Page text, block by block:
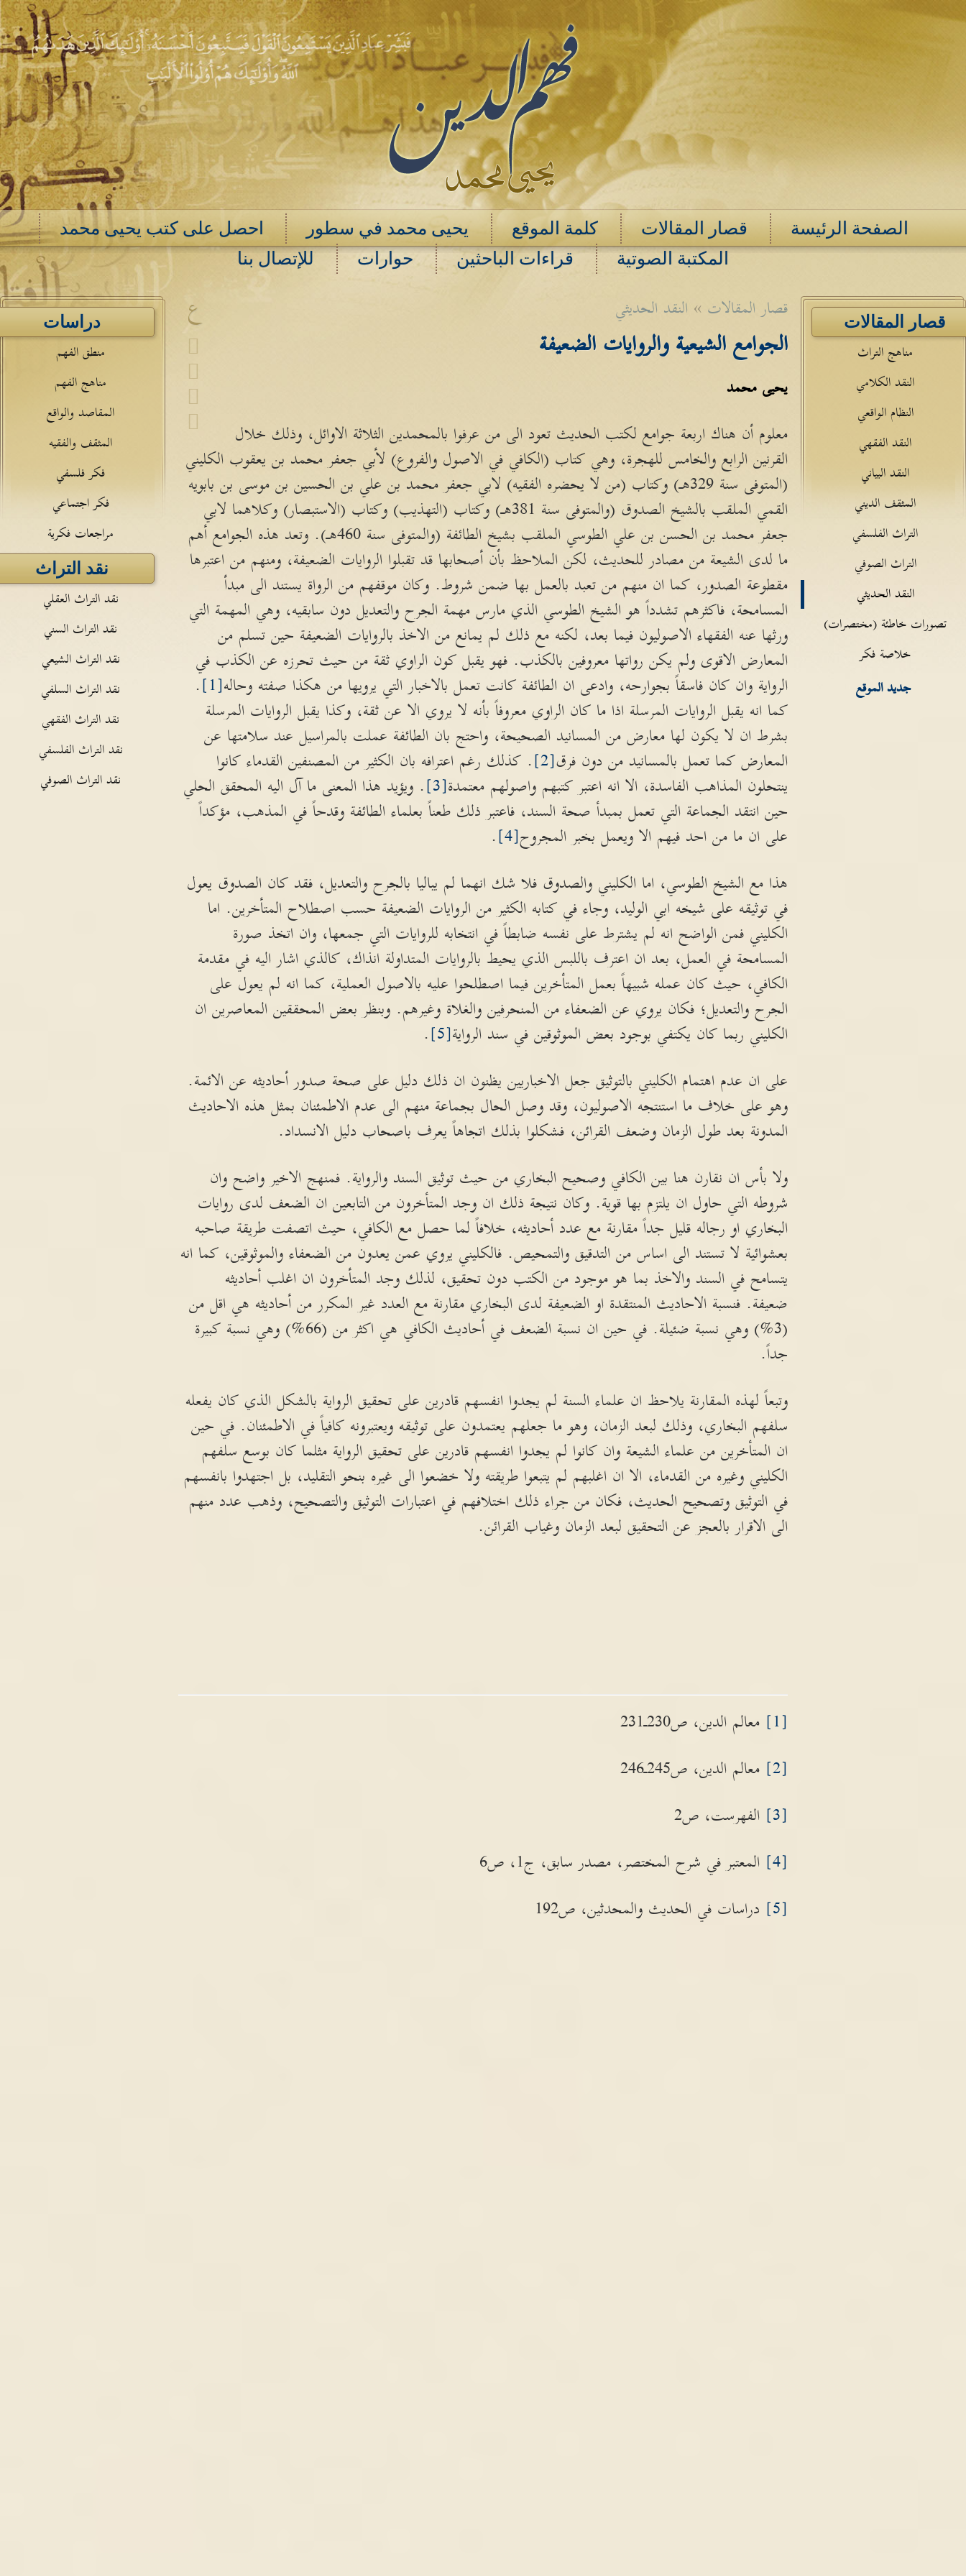
الصفحة الرئيسة قصار المقالات كلمة الموقع يحيى محمد في سطور
احصل على كتب يحيى محمد
المكتبة الصوتية
قراءات الباحثين حوارات للإتصال بنا
دراسات
منطق الفهم
مناهج الفهم
المقاصد والواقع
المثقف والفقيه
فكر فلسفي
فكر اجتماعي
مراجعات فكرية
نقد التراث
نقد التراث العقلي
نقد التراث السني
نقد التراث الشيعي
نقد التراث السلفي
نقد التراث الفقهي
نقد التراث الفلسفي
نقد التراث الصوفي
ع قصار المقالات » النقد الحديثي
الجوامع الشيعية والروايات الضعيفة
يحيى محمد
معلوم أن هناك اربعة جوامع لكتب الحديث تعود الى من عرفوا بالمحمدين الثلاثة الاوائل، وذلك خلال
القرنين الرابع والخامس للهجرة، وهي كتاب (الكافي في الاصول والفروع) لأبي جعفر محمد بن يعقوب الكليني
(المتوفى سنة 329هـ) وكتاب (من لا يحضره الفقيه) لابي جعفر محمد بن علي بن الحسين بن موسى بن بابويه
القمي الملقب بالشيخ الصدوق (والمتوفى سنة 381هـ) وكتاب (التهذيب) وكتاب (الاستبصار) وكلاهما لابي
جعفر محمد بن الحسن بن علي الطوسي الملقب بشيخ الطائفة (والمتوفى سنة 460هـ). وتعد هذه الجوامع أهم
ما لدى الشيعة من مصادر للحديث، لكن الملاحظ بأن أصحابها قد تقبلوا الروايات الضعيفة، ومنهم من اعتبرها
مقطوعة الصدور، كما ان منهم من تعبد بالعمل بها ضمن شروط. وكان موقفهم من الرواة يستند الى مبدأ
المسامحة، فاكثرهم تشدداً هو الشيخ الطوسي الذي مارس مهمة الجرح والتعديل دون سابقيه، وهي المهمة التي
ورثها عنه الفقهاء الاصوليون فيما بعد، لكنه مع ذلك لم يمانع من الاخذ بالروايات الضعيفة حين تسلم من
المعارض الاقوى ولم يكن رواتها معروفين بالكذب. فهو يقبل كون الراوي ثقة من حيث تحرزه عن الكذب في
الرواية وان كان فاسقاً بجوارحه، وادعى ان الطائفة كانت تعمل بالاخبار التي يرويها من هكذا صفته وحاله[1]
.
كما انه يقبل الروايات المرسلة اذا ما كان الراوي معروفاً بأنه لا يروي الا عن ثقة، وكذا يقبل الروايات المرسلة
بشرط ان لا يكون لها معارض من المسانيد الصحيحة، واحتج بان الطائفة عملت بالمراسيل عند سلامتها عن
المعارض كما تعمل بالمسانيد من دون فرق[2]
. كذلك رغم اعترافه بان الكثير من المصنفين القدماء كانوا
ينتحلون المذاهب الفاسدة، الا انه اعتبر كتبهم واصولهم معتمدة[3]
. ويؤيد هذا المعنى ما آل اليه المحقق الحلي
حين انتقد الجماعة التي تعمل بمبدأ صحة السند، فاعتبر ذلك طعناً بعلماء الطائفة وقدحاً في المذهب، مؤكداً
على ان ما من احد فيهم الا ويعمل بخبر المجروح[4]
.
هذا مع الشيخ الطوسي، اما الكليني والصدوق فلا شك انهما لم يباليا بالجرح والتعديل، فقد كان الصدوق يعول
في توثيقه على شيخه ابي الوليد، وجاء في كتابه الكثير من الروايات الضعيفة حسب اصطلاح المتأخرين. اما
الكليني فمن الواضح انه لم يشترط على نفسه ضابطاً في انتخابه للروايات التي جمعها، وان اتخذ صورة
المسامحة في العمل، بعد ان اعترف باللبس الذي يحيط بالروايات المتداولة انذاك، كالذي اشار اليه في مقدمة
الكافي، حيث كان عمله شبيهاً بعمل المتأخرين فيما اصطلحوا عليه بالاصول العملية، كما انه لم يعول على
الجرح والتعديل؛ فكان يروي عن الضعفاء من المنحرفين والغلاة وغيرهم. وبنظر بعض المحققين المعاصرين ان
الكليني ربما كان يكتفي بوجود بعض الموثوقين في سند الرواية[5]
.
على ان عدم اهتمام الكليني بالتوثيق جعل الاخباريين يظنون ان ذلك دليل على صحة صدور أحاديثه عن الائمة.
وهو على خلاف ما استنتجه الاصوليون، وقد وصل الحال بجماعة منهم الى عدم الاطمئنان بمثل هذه الاحاديث
المدونة بعد طول الزمان وضعف القرائن، فشكلوا بذلك اتجاهاً يعرف باصحاب دليل الانسداد.
ولا بأس ان نقارن هنا بين الكافي وصحيح البخاري من حيث توثيق السند والرواية. فمنهج الاخير واضح وان
شروطه التي حاول ان يلتزم بها قوية. وكان نتيجة ذلك ان وجد المتأخرون من التابعين ان الضعف لدى روايات
البخاري او رجاله قليل جداً مقارنة مع عدد أحاديثه، خلافاً لما حصل مع الكافي، حيث اتصفت طريقة صاحبه
بعشوائية لا تستند الى اساس من التدقيق والتمحيص. فالكليني يروي عمن يعدون من الضعفاء والموثوقين، كما انه
يتسامح في السند والاخذ بما هو موجود من الكتب دون تحقيق، لذلك وجد المتأخرون ان اغلب أحاديثه
ضعيفة. فنسبة الاحاديث المنتقدة او الضعيفة لدى البخاري مقارنة مع العدد غير المكرر من أحاديثه هي اقل من
(3%) وهي نسبة ضئيلة. في حين ان نسبة الضعف في أحاديث الكافي هي اكثر من (66%) وهي نسبة كبيرة
جداً.
وتبعاً لهذه المقارنة يلاحظ ان علماء السنة لم يجدوا انفسهم قادرين على تحقيق الرواية بالشكل الذي كان يفعله
سلفهم البخاري، وذلك لبعد الزمان، وهو ما جعلهم يعتمدون على توثيقه ويعتبرونه كافياً في الاطمئنان. في حين
ان المتأخرين من علماء الشيعة وان كانوا لم يجدوا انفسهم قادرين على تحقيق الرواية مثلما كان بوسع سلفهم
الكليني وغيره من القدماء، الا ان اغلبهم لم يتبعوا طريقته ولا خضعوا الى غيره بنحو التقليد، بل اجتهدوا بانفسهم
في التوثيق وتصحيح الحديث، فكان من جراء ذلك اختلافهم في اعتبارات التوثيق والتصحيح، وذهب عدد منهم
الى الاقرار بالعجز عن التحقيق لبعد الزمان وغياب القرائن.
[1]
معالم الدين، ص230ـ231
[2]
معالم الدين، ص245ـ246
[3]
الفهرست، ص2
[4]
المعتبر في شرح المختصر، مصدر سابق، ج1، ص6
[5]
دراسات في الحديث والمحدثين، ص192
قصار المقالات
مناهج التراث
النقد الكلامي
النظام الواقعي
النقد الفقهي
النقد البياني
المثقف الديني
التراث الفلسفي
التراث الصوفي
النقد الحديثي
تصورات خاطئة (مختصرات)
خلاصة فكر
جديد الموقع